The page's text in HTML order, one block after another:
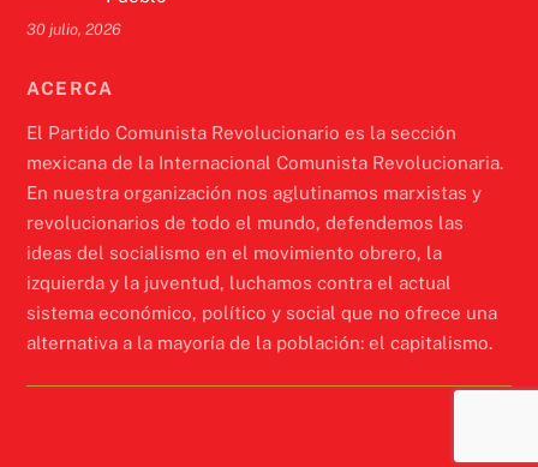
30 julio, 2026
ACERCA
El Partido Comunista Revolucionario es la sección
mexicana de la Internacional Comunista Revolucionaria.
En nuestra organización nos aglutinamos marxistas y
revolucionarios de todo el mundo, defendemos las
ideas del socialismo en el movimiento obrero, la
izquierda y la juventud, luchamos contra el actual
sistema económico, político y social que no ofrece una
alternativa a la mayoría de la población: el capitalismo.